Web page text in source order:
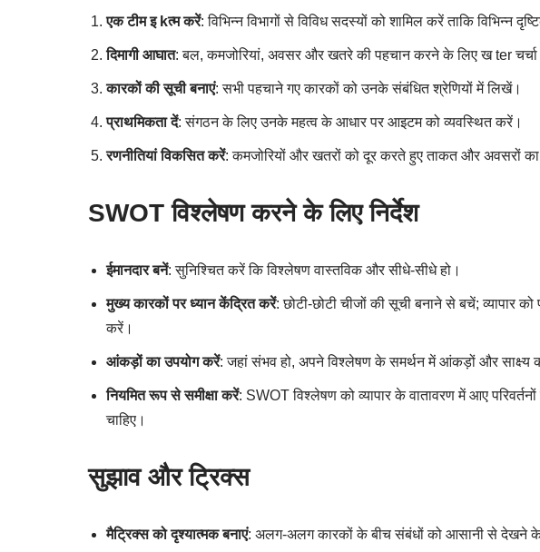
एक टीम इ kत्म करें: विभिन्न विभागों से विविध सदस्यों को शामिल करें ताकि विभिन्न
दिमागी आघात: बल, कमजोरियां, अवसर और खतरे की पहचान करने के लिए ख ter चर्चा
कारकों की सूची बनाएं: सभी पहचाने गए कारकों को उनके संबंधित श्रेणियों में लिखें।
प्राथमिकता दें: संगठन के लिए उनके महत्व के आधार पर आइटम को व्यवस्थित करें।
रणनीतियां विकसित करें: कमजोरियों और खतरों को दूर करते हुए ताकत और अवसरों का
SWOT विश्लेषण करने के लिए निर्देश
ईमानदार बनें: सुनिश्चित करें कि विश्लेषण वास्तविक और सीधे-सीधे हो।
मुख्य कारकों पर ध्यान केंद्रित करें: छोटी-छोटी चीजों की सूची बनाने से बचें; व्यापार
करें।
आंकड़ों का उपयोग करें: जहां संभव हो, अपने विश्लेषण के समर्थन में आंकड़ों और साक्ष्य
नियमित रूप से समीक्षा करें: SWOT विश्लेषण को व्यापार के वातावरण में आए
चाहिए।
सुझाव और ट्रिक्स
मैट्रिक्स को दृश्यात्मक बनाएं: अलग-अलग कारकों के बीच संबंधों को आसानी से देखने के